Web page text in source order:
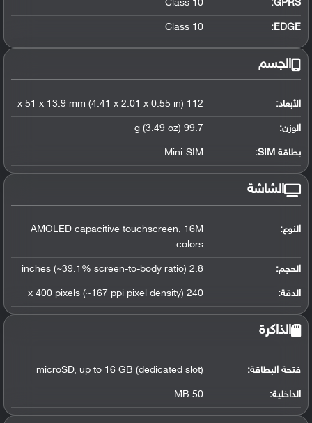
GPRS:
Class 10
EDGE:
Class 10
الجسم
الأبعاد: 112 x 51 x 13.9 mm (4.41 x 2.01 x 0.55 in)
الوزن: 99.7 g (3.49 oz)
بطاقة SIM: Mini-SIM
الشاشة
النوع:
AMOLED capacitive touchscreen, 16M
colors
الحجم: 2.8 inches (~39.1% screen-to-body ratio)
الدقة: 240 x 400 pixels (~167 ppi pixel density)
الذاكرة
فتحة البطاقة: microSD, up to 16 GB (dedicated slot)
الداخلية: 50 MB